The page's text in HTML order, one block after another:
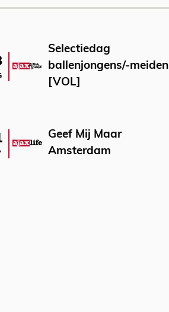
Selectiedag
ballenjongens/-meiden
[VOL]
Geef Mij Maar
Amsterdam